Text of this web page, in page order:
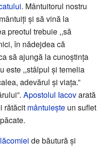
. Mântuitorul nostru
și să vină la
preotul trebuie ,,să
în nădejdea că
să ajungă la cunoștința
este ,,stâlpul și temelia
adevărul și viața.”
Apostolul Iacovarată
rătăcit mântuiește un suflet
lăcomiei de băutură și